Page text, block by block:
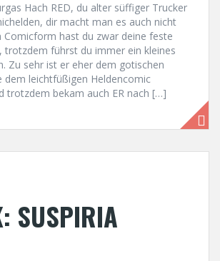
Hach RED, du alter süffiger Trucker
dir macht man es auch nicht
Comicform hast du zwar deine feste
trotzdem führst du immer ein kleines
Zu sehr ist er eher dem gotischen
dem leichtfüßigen Heldencomic
trotzdem bekam auch ER nach […]
SUSPIRIA